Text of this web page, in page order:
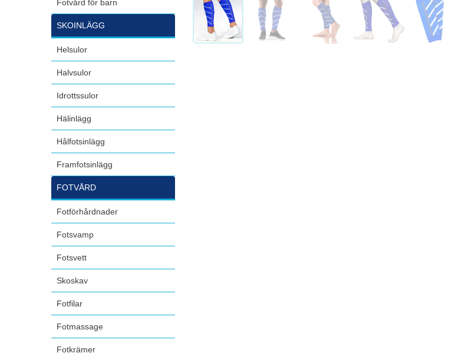
Fotvård för barn
SKOINLÄGG
Helsulor
Halvsulor
Idrottssulor
Hälinlägg
Hålfotsinlägg
Framfotsinlägg
FOTVÅRD
Fotförhårdnader
Fotsvamp
Fotsvett
Skoskav
Fotfilar
Fotmassage
Fotkrämer